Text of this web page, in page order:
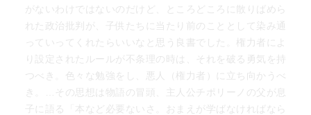
がないわけではないのだけど、ところどころに散りばめら
れた政治批判が、子供たちに当たり前のこととして染み通
っていってくれたらいいなと思う良書でした。権力者によ
り設定されたルールが不条理の時は、それを破る勇気を持
つべき。色々な勉強をし、悪人（権力者）に立ち向かうべ
き。…その思想は物語の冒頭、主人公チポリーノの父が息
子に語る「本など必要ないさ。おまえが学ばなければなら